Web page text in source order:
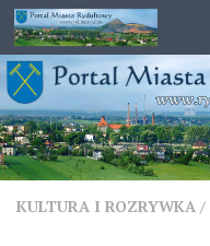
Przejdź do treści
KULTURA I ROZRYWKA /